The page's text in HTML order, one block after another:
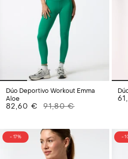
Dúo Deportivo Workout Emma
Aloe
82,60 € 91,80 €
- 17% -